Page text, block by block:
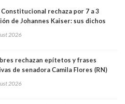
rechaza por 7 a 3
de Johannes Kaiser: sus dichos
porque no es diputado
2026
rechazan epítetos y frases
de senadora Camila Flores (RN)
2026